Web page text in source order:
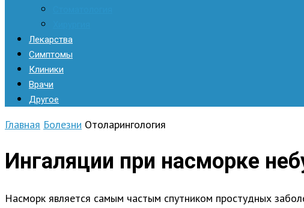
Лекарства
Симптомы
Клиники
Врачи
Другое
Главная Болезни Отоларингология
Ингаляции при насморке
Насморк является самым частым спутником простудных